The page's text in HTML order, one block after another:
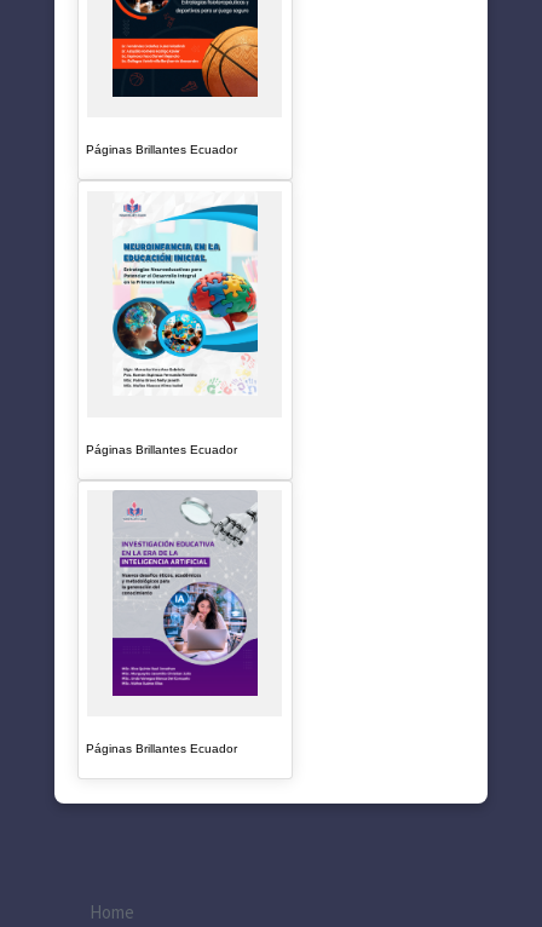
Páginas Brillantes Ecuador
Páginas Brillantes Ecuador
Páginas Brillantes Ecuador
Home